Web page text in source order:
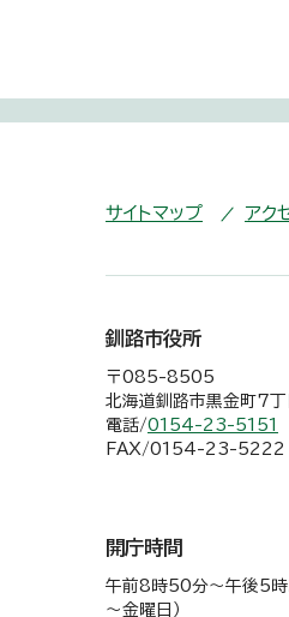
サイトマップ アク
釧路市役所
〒085-8505
北海道釧路市黒金町7
電話/0154-23-5151
FAX/0154-23-5222
開庁時間
午前8時50分～午後5時
～金曜日）